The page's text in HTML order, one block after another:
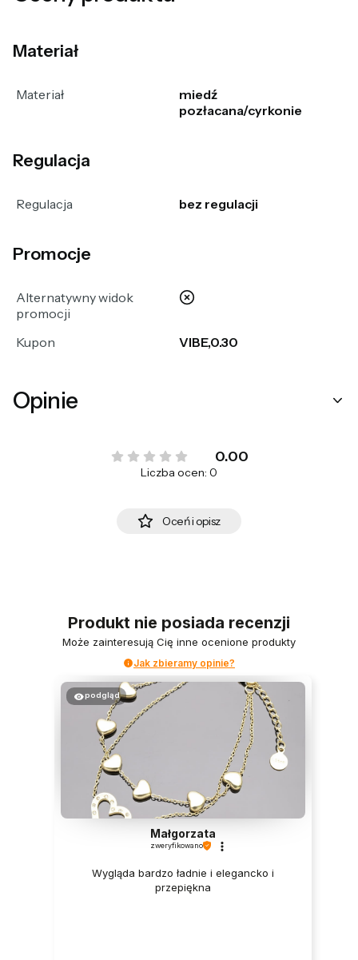
Materiał
Materiał
miedź
pozłacana/cyrkonie
Regulacja
Regulacja bez regulacji
Promocje
Alternatywny widok
promocji
nie
Kupon VIBE,0.30
Opinie
0.00
Liczba ocen: 0
Oceń i opisz
Produkt nie posiada recenzji
Może zainteresują Cię inne ocenione produkty
Jak zbieramy opinie?
podgląd
Małgorzata
zweryfikowano
Wygląda bardzo ładnie i elegancko i
przepiękna